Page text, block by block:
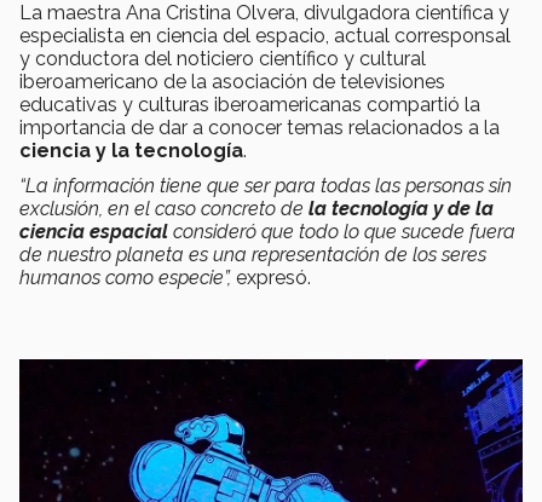
La maestra Ana Cristina Olvera, divulgadora científica y
especialista en ciencia del espacio, actual corresponsal
y conductora del noticiero científico y cultural
iberoamericano de la asociación de televisiones
educativas y culturas iberoamericanas compartió la
importancia de dar a conocer temas relacionados a la
ciencia y la tecnología.
“La información tiene que ser para todas las personas sin
exclusión, en el caso concreto de la tecnología y de la
ciencia espacial consideró que todo lo que sucede fuera
de nuestro planeta es una representación de los seres
humanos como especie”, expresó.